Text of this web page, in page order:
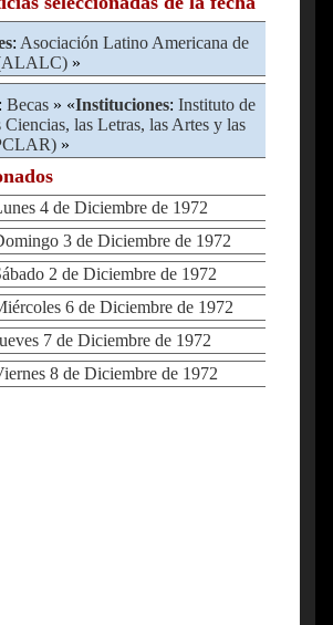
: Asociación Latino Americana de
»
: Becas » «Instituciones: Instituto de
las Letras, las Artes y las
»
4 de Diciembre de 1972
3 de Diciembre de 1972
2 de Diciembre de 1972
6 de Diciembre de 1972
7 de Diciembre de 1972
8 de Diciembre de 1972